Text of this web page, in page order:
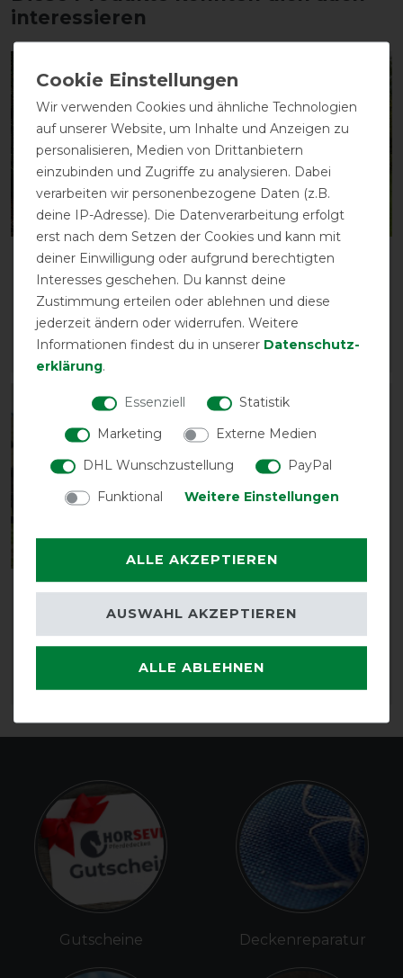
interessieren
Neu
-10%
Horseware Rambo Slinky
Shoulder
vorher 54,95 €
49,45 € *
-10%
Bucas Buzz-Off & Neck -
Zebra
vorher 145,00 €
130,50 € *
Weatherbeeta Deluxe
Schulterschutz - black
vorher 30,50 €
ARTIKEL MERKEN
Eskadron Innostrap
4,95 € *
ARTIKEL MERKEN
Gutscheine Deckenreparatur
Wir verwenden Cookies und ähnliche Technologien
auf unserer Website, um Inhalte und Anzeigen zu
personalisieren, Medien von Drittanbietern
einzubinden und Zugriffe zu analysieren. Dabei
verarbeiten wir personenbezogene Daten (z.B.
deine IP-Adresse). Die Datenverarbeitung erfolgt
erst nach dem Setzen der Cookies und kann mit
deiner Einwilligung oder aufgrund berechtigten
Interesses geschehen. Du kannst deine
Zustimmung erteilen oder ablehnen und diese
jederzeit ändern oder widerrufen. Weitere
Informationen findest du in unserer Daten­schutz­
erklärung.
Essenziell
Statistik
Marketing
Externe Medien
DHL Wunschzustellung
PayPal
Funktional
Weitere Einstellungen
ALLE AKZEPTIEREN
ALLE ABLEHNEN
AUSWAHL AKZEPTIEREN